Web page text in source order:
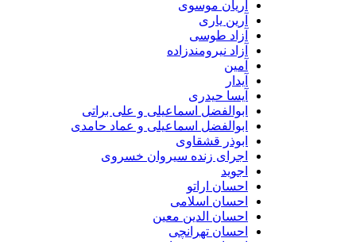
آریان موسوی
آرین یاری
آزاد طوسی
آزاد نیرومندزاده
آمین
آیدار
آیسا حیدری
ابوالفضل اسماعیلی و علی براتی
ابوالفضل اسماعیلی و عماد حامدی
ابوذر قشقاوی
اجرای زنده سیروان خسروی
اجوید
احسان اراتو
احسان اسلامی
احسان الدین معین
احسان تهرانچی